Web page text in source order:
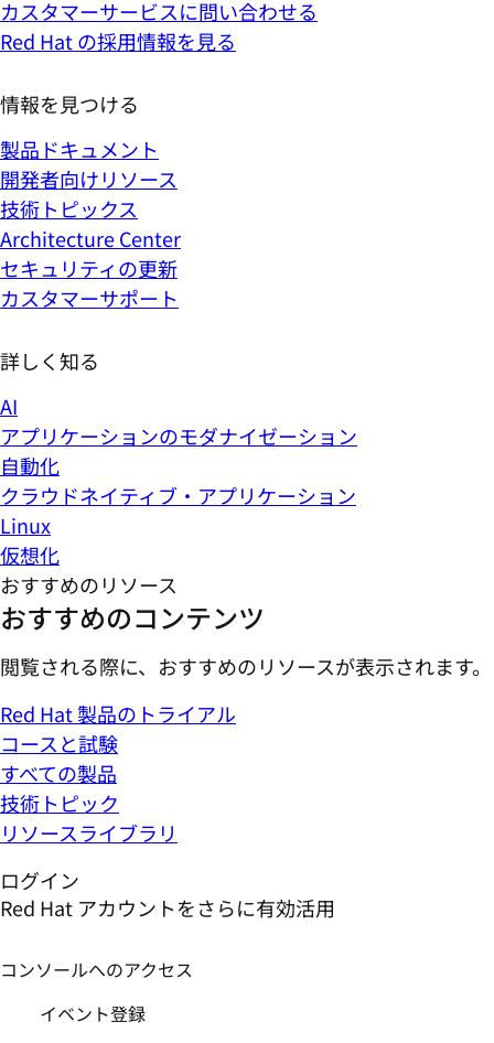
カスタマーサービスに問い合わせる
Red Hat の採用情報を見る
情報を見つける
製品ドキュメント
開発者向けリソース
技術トピックス
Architecture Center
セキュリティの更新
カスタマーサポート
詳しく知る
AI
アプリケーションのモダナイゼーション
自動化
クラウドネイティブ・アプリケーション
Linux
仮想化
おすすめのリソース
おすすめのコンテンツ
閲覧される際に、おすすめのリソースが表示されます。
Red Hat 製品のトライアル
コースと試験
すべての製品
技術トピック
リソースライブラリ
ログイン
Red Hat アカウントをさらに有効活用
コンソールへのアクセス
イベント登録